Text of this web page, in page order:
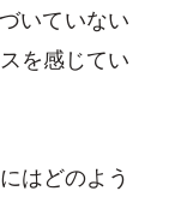
いていない
を感じてい
はどのよう